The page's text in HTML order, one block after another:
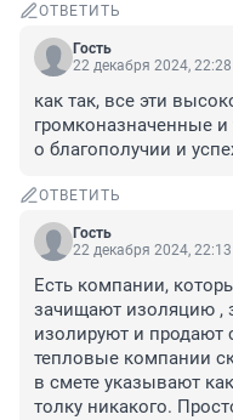
ОТВЕТИТЬ
Гость
22 декабря 2024, 22:28
как так, все эти
громконазначенные
о благополучии и
ОТВЕТИТЬ
Гость
22 декабря 2024, 22:13
Есть компании,
зачищают изоляцию ,
изолируют и продают
тепловые компании
в смете указывают
толку никакого.